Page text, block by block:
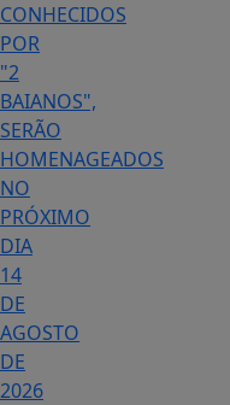
CONHECIDOS
POR
"2
BAIANOS",
SERÃO
HOMENAGEADOS
NO
PRÓXIMO
DIA
14
DE
AGOSTO
DE
2026